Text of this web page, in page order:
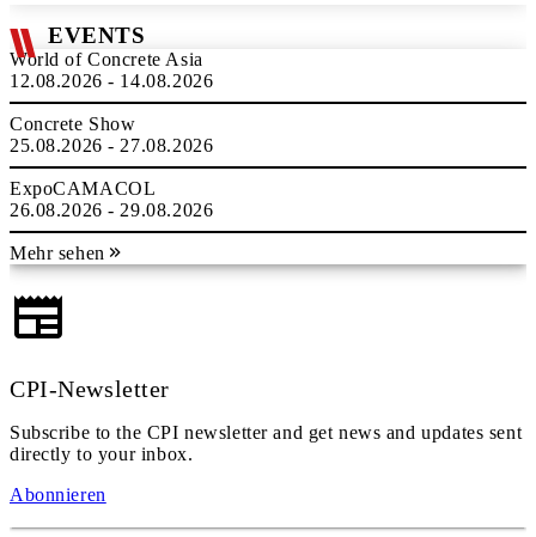
EVENTS
World of Concrete Asia
12.08.2026 - 14.08.2026
Concrete Show
25.08.2026 - 27.08.2026
ExpoCAMACOL
26.08.2026 - 29.08.2026
Mehr sehen
CPI-Newsletter
Subscribe to the CPI newsletter and get news and updates sent
directly to your inbox.
Abonnieren